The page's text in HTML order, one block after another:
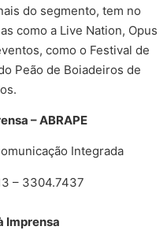
do segmento, tem no
como a Live Nation, Opus
como o Festival de
Peão de Boiadeiros de
– ABRAPE
Integrada
– 3304.7437
Imprensa